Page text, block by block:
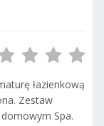
łazienkową
Zestaw
Spa.